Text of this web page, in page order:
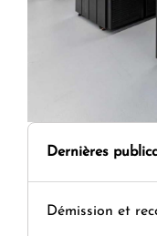
Dernières
Démission et